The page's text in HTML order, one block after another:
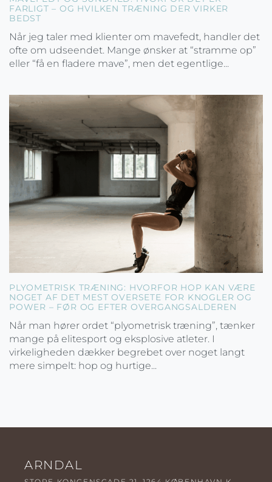
FARLIGT – OG HVILKEN TRÆNING DER VIRKER
BEDST
Når jeg taler med klienter om mavefedt, handler det
ofte om udseendet. Mange ønsker at “stramme op”
eller “få en fladere mave”, men det egentlige...
PLYOMETRISK TRÆNING: HVORFOR HOP KAN VÆRE
NOGET AF DET MEST OVERSETE FOR KNOGLER OG
POWER – FØR OG EFTER OVERGANGSALDEREN
Når man hører ordet “plyometrisk træning”, tænker
mange på elitesport og eksplosive atleter. I
virkeligheden dækker begrebet over noget langt
mere simpelt: hop og hurtige...
ARNDAL